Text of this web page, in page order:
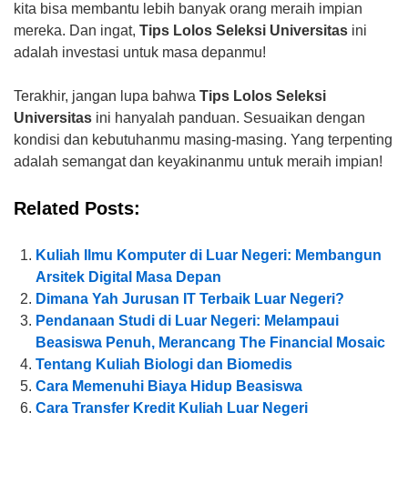
kita bisa membantu lebih banyak orang meraih impian
mereka. Dan ingat, Tips Lolos Seleksi Universitas ini
adalah investasi untuk masa depanmu!
Terakhir, jangan lupa bahwa Tips Lolos Seleksi
Universitas ini hanyalah panduan. Sesuaikan dengan
kondisi dan kebutuhanmu masing-masing. Yang terpenting
adalah semangat dan keyakinanmu untuk meraih impian!
Related Posts:
Kuliah Ilmu Komputer di Luar Negeri: Membangun
Arsitek Digital Masa Depan
Dimana Yah Jurusan IT Terbaik Luar Negeri?
Pendanaan Studi di Luar Negeri: Melampaui
Beasiswa Penuh, Merancang The Financial Mosaic
Tentang Kuliah Biologi dan Biomedis
Cara Memenuhi Biaya Hidup Beasiswa
Cara Transfer Kredit Kuliah Luar Negeri